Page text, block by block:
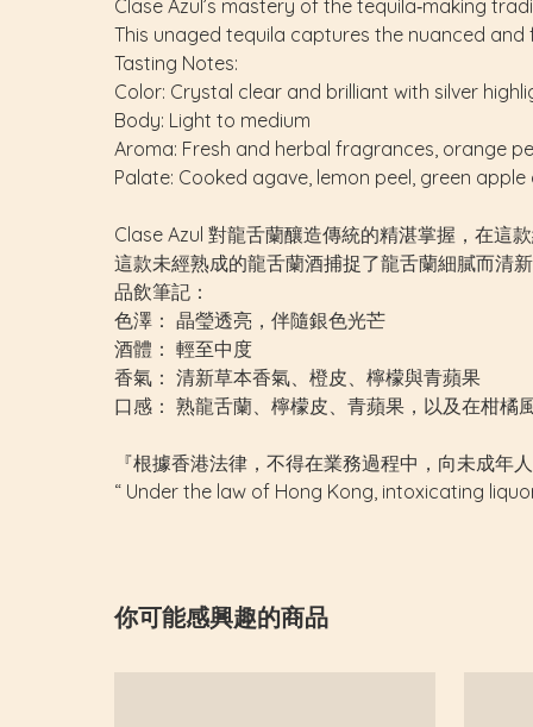
Clase Azul’s mastery of the tequila‑making
This unaged tequila captures the nuanced
Tasting Notes:
Color: Crystal clear and brilliant with silver
Body: Light to medium
Aroma: Fresh and herbal fragrances, orange
Palate: Cooked agave, lemon peel, green
Clase Azul 對龍舌蘭釀造傳統的精湛掌握，在這
這款未經熟成的龍舌蘭酒捕捉了龍舌蘭細膩而清
品飲筆記：
色澤： 晶瑩透亮，伴隨銀色光芒
酒體： 輕至中度
香氣： 清新草本香氣、橙皮、檸檬與青蘋果
口感： 熟龍舌蘭、檸檬皮、青蘋果，以及在柑橘
『根據香港法律，不得在業務過程中，向未成年
“ Under the law of Hong Kong, intoxicating
你可能感興趣的商品